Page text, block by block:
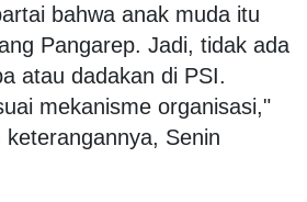
bahwa anak muda itu
Pangarep. Jadi, tidak ada
atau dadakan di PSI.
mekanisme organisasi,"
keterangannya, Senin